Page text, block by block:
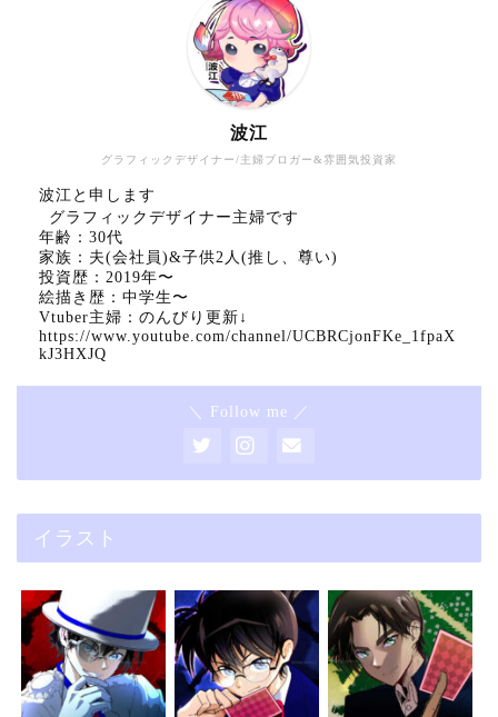
グラフィックデザイナー/主婦ブロガー&雰囲気投資家
波江
波江と申します
グラフィックデザイナー主婦です
年齢：30代
家族：夫(会社員)&子供2人(推し、尊い)
投資歴：2019年〜
絵描き歴：中学生〜
Vtuber主婦：のんびり更新↓
https://www.youtube.com/channel/UCBRCjonFKe_1fpaX
kJ3HXJQ
＼ Follow me ／
イラスト